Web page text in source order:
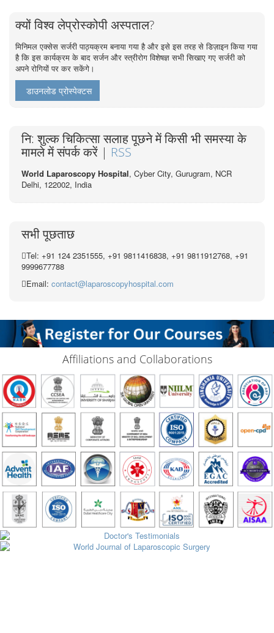
क्यों विश्व लेप्रोस्कोपी अस्पताल?
मिनिमल एक्सेस सर्जरी पाठ्यक्रम बनाया गया है और इसे इस तरह से डिज़ाइन किया गया
है कि इस कार्यक्रम के बाद सर्जन और स्त्रीरोग विशेषज्ञ सभी सिखाए गए सर्जरी को
अपने रोगियों पर कर सकेंगे।
डाउनलोड प्रोस्पेक्टस
नि: शुल्क चिकित्सा सलाह पूछने में किसी भी समस्या के
मामले में संपर्क करें | RSS
World Laparoscopy Hospital, Cyber City, Gurugram, NCR
Delhi, 122002, India
सभी पूछताछ
Tel: +91 124 2351555, +91 9811416838, +91 9811912768, +91
9999677788
Email: contact@laparoscopyhospital.com
Affiliations and Collaborations